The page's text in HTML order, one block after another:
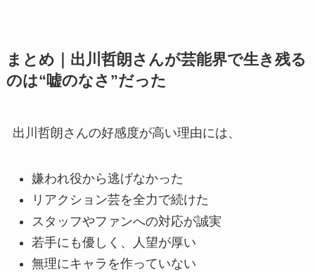
まとめ｜出川哲朗さんが芸能界で生き残る
のは“嘘のなさ”だった
出川哲朗さんの好感度が高い理由には、
嫌われ役から逃げなかった
リアクション芸を全力で続けた
スタッフやファンへの対応が誠実
若手にも優しく、人望が厚い
無理にキャラを作っていない